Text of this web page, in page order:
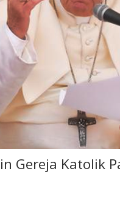
Gereja Katolik